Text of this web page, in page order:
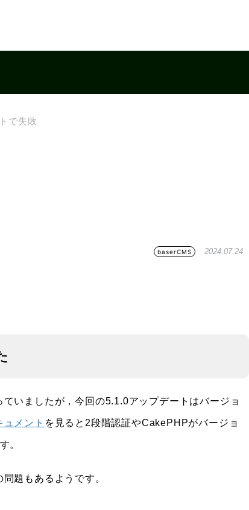
で失敗
baserCMS 2024.07.24
いましたが，今回の5.1.0アップデートはバージョ
ュメント を見ると2段階認証やCakePHPがバージョ
。
題もあるようです。